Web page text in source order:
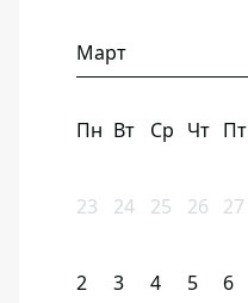
Март
Пн Вт Ср Чт Пт
23 24 25 26 27
2 3 4 5 6